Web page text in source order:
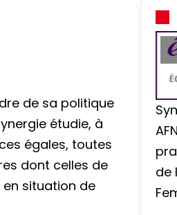
de sa politique
étudie, à
égales, toutes
dont celles de
situation de
de